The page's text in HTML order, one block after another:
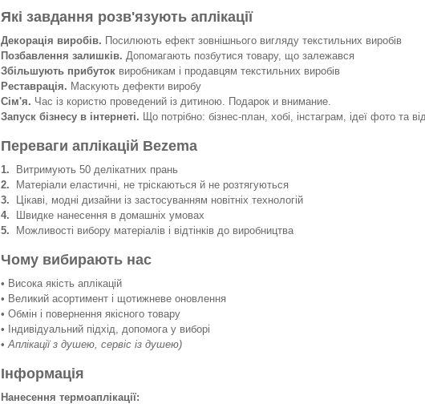
Які завдання розв'язують аплікації
Декорація виробів. Посилюють ефект зовнішнього вигляду текстильних виробів
Позбавлення залишків. Допомагають позбутися товару, що залежався
Збільшують прибуток виробникам і продавцям текстильних виробів
Реставрація. Маскують дефекти виробу
Сім'я. Час із користю проведений із дитиною. Подарок и внимание.
Запуск бізнесу в інтернеті. Що потрібно: бізнес-план, хобі, інстаграм, ідеї фото та
Переваги аплікацій Bezema
1. Витримують 50 делікатних прань
2. Матеріали еластичні, не тріскаються й не розтягуються
3. Цікаві, модні дизайни із застосуванням новітніх технологій
4. Швидке нанесення в домашніх умовах
5. Можливості вибору матеріалів і відтінків до виробництва
Чому вибирають нас
• Висока якість аплікацій
• Великий асортимент і щотижневе оновлення
• Обмін і повернення якісного товару
• Індивідуальний підхід, допомога у виборі
•Аплікації з душею, сервіс із душею)
Інформація
Нанесення термоаплікації: